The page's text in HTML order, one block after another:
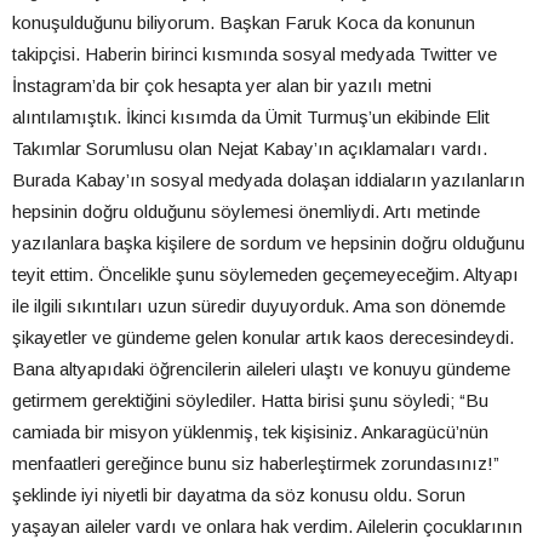
konuşulduğunu biliyorum. Başkan Faruk Koca da konunun
takipçisi. Haberin birinci kısmında sosyal medyada Twitter ve
İnstagram’da bir çok hesapta yer alan bir yazılı metni
alıntılamıştık. İkinci kısımda da Ümit Turmuş’un ekibinde Elit
Takımlar Sorumlusu olan Nejat Kabay’ın açıklamaları vardı.
Burada Kabay’ın sosyal medyada dolaşan iddiaların yazılanların
hepsinin doğru olduğunu söylemesi önemliydi. Artı metinde
yazılanlara başka kişilere de sordum ve hepsinin doğru olduğunu
teyit ettim. Öncelikle şunu söylemeden geçemeyeceğim. Altyapı
ile ilgili sıkıntıları uzun süredir duyuyorduk. Ama son dönemde
şikayetler ve gündeme gelen konular artık kaos derecesindeydi.
Bana altyapıdaki öğrencilerin aileleri ulaştı ve konuyu gündeme
getirmem gerektiğini söylediler. Hatta birisi şunu söyledi; “Bu
camiada bir misyon yüklenmiş, tek kişisiniz. Ankaragücü’nün
menfaatleri gereğince bunu siz haberleştirmek zorundasınız!”
şeklinde iyi niyetli bir dayatma da söz konusu oldu. Sorun
yaşayan aileler vardı ve onlara hak verdim. Ailelerin çocuklarının